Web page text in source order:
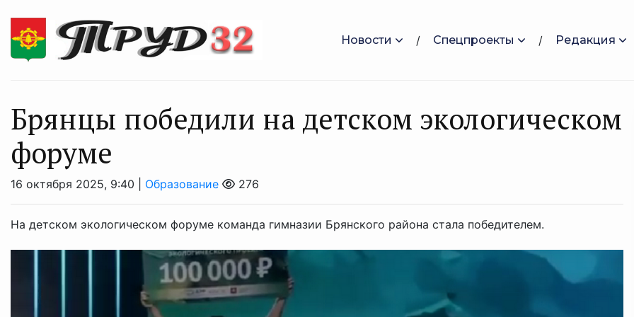
Новости Спецпроекты Редакция
Брянцы победили на детском экологическом
форуме
16 октября 2025, 9:40 | Образование 276
На детском экологическом форуме команда гимназии Брянского района стала победителем.